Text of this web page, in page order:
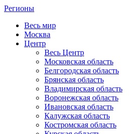
Регионы
Весь мир
Москва
Центр
Весь Центр
Московская область
Белгородская область
Брянская область
Владимирская область
Воронежская область
Ивановская область
Калужская область
Костромская область